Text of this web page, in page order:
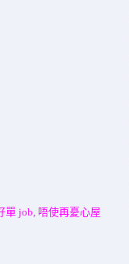
單 job, 唔使再憂心屋